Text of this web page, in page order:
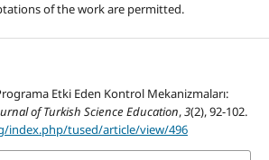
of the work are permitted.
Etki Eden Kontrol Mekanizmaları:
of Turkish Science Education,3(2), 92-102.
index.php/tused/article/view/496